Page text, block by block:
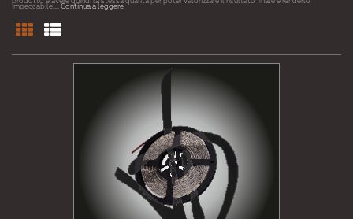
impeccabile. ... Continua a leggere